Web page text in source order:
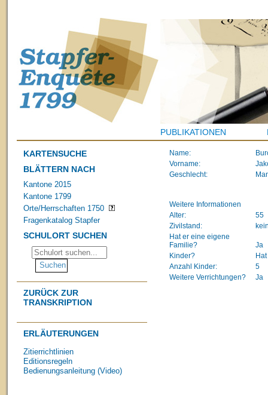
PUBLIKATIONEN
KARTENSUCHE
BLÄTTERN NACH
Kantone 2015
Kantone 1799
Orte/Herrschaften 1750
Fragenkatalog Stapfer
SCHULORT SUCHEN
ZURÜCK ZUR
TRANSKRIPTION
ERLÄUTERUNGEN
Zitierrichtlinien
Editionsregeln
Bedienungsanleitung (Video)
Name:
Vorname:
Geschlecht:
Weitere Informationen
Alter:
55
Zivilstand:
Hat er eine eigene
Familie?
Ja
Kinder?
Anzahl Kinder:
5
Weitere Verrichtungen?
Ja